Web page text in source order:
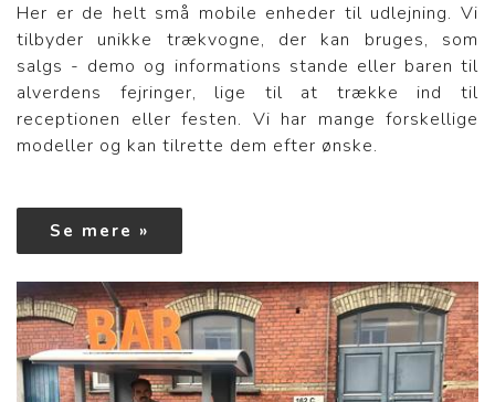
Her er de helt små mobile enheder til udlejning. Vi
tilbyder unikke trækvogne, der kan bruges, som
salgs - demo og informations stande eller baren til
alverdens fejringer, lige til at trække ind til
receptionen eller festen. Vi har mange forskellige
modeller og kan tilrette dem efter ønske.
Se mere